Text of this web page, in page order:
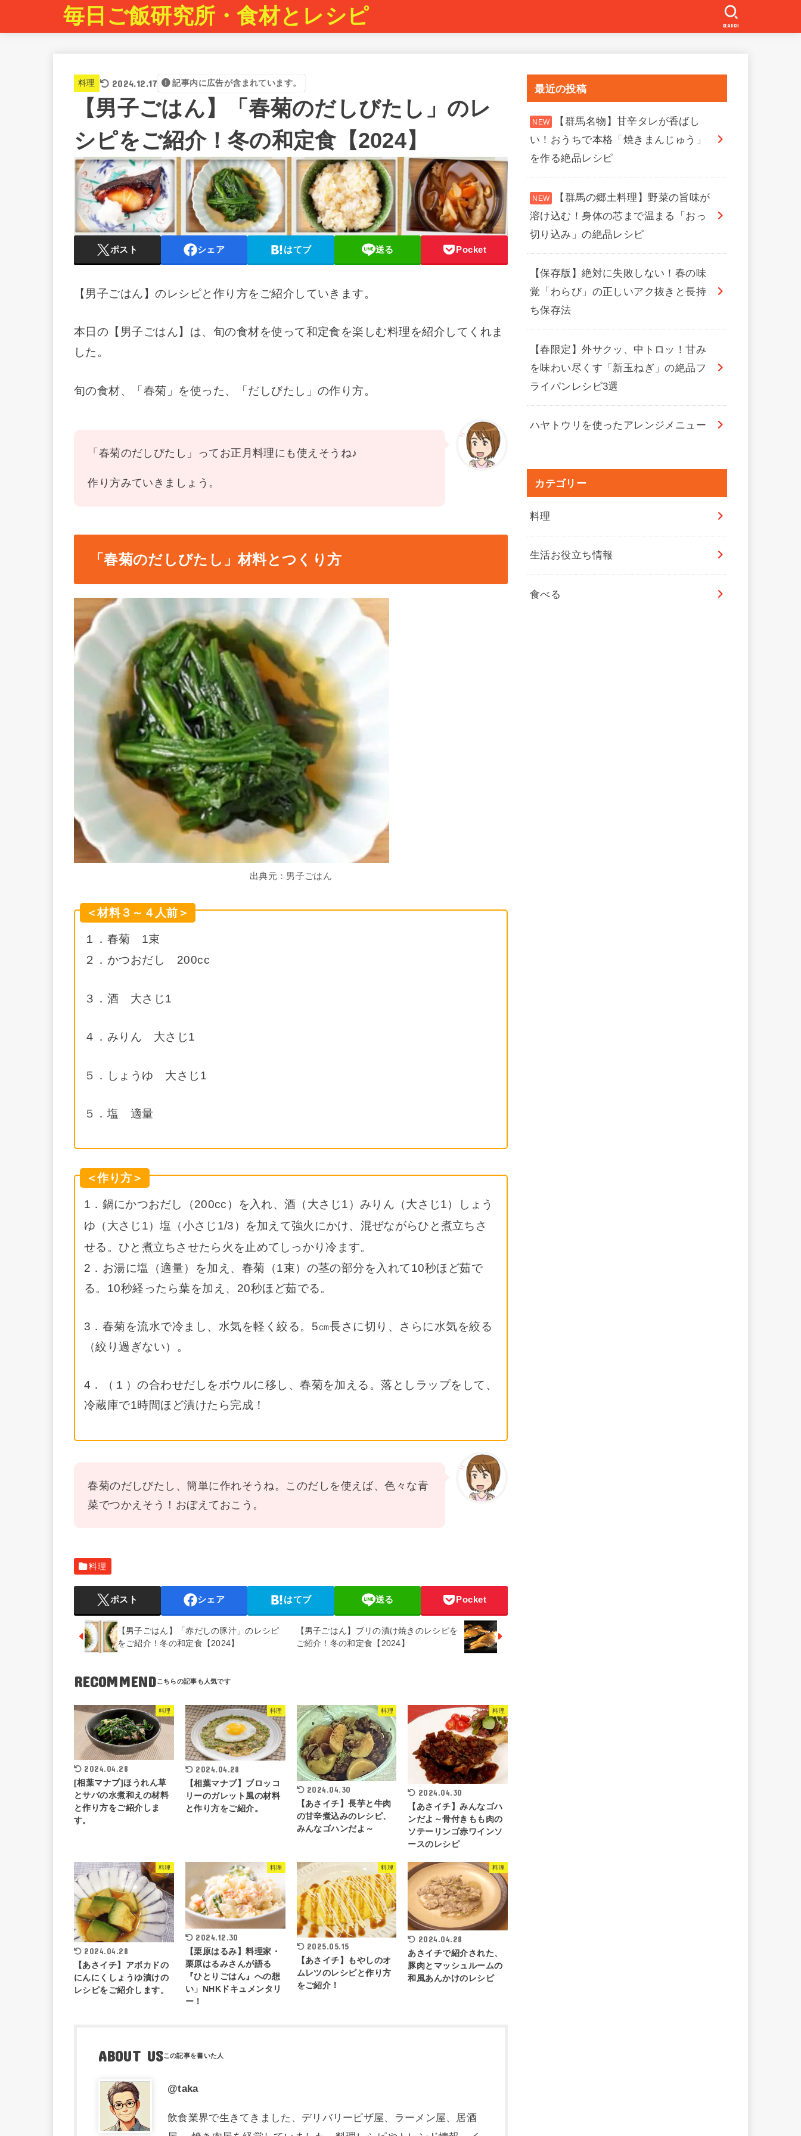
毎日ご飯研究所・食材とレシピ SEARCH
料理 2024.12.17 記事内に広告が含まれています。
【男子ごはん】「春菊のだしびたし」のレ
シピをご紹介！冬の和定食【2024】
ポスト シェア はてブ 送る Pocket
【男子ごはん】のレシピと作り方をご紹介していきます。
本日の【男子ごはん】は、旬の食材を使って和定食を楽しむ料理を紹介してくれま
した。
旬の食材、「春菊」を使った、「だしびたし」の作り方。
「春菊のだしびたし」ってお正月料理にも使えそうね♪
作り方みていきましょう。
「春菊のだしびたし」材料とつくり方
出典元：男子ごはん
＜材料３～４人前＞
１．春菊 1束
２．かつおだし 200cc
３．酒 大さじ1
４．みりん 大さじ1
５．しょうゆ 大さじ1
５．塩 適量
＜作り方＞
1．鍋にかつおだし（200cc）を入れ、酒（大さじ1）みりん（大さじ1）しょう
ゆ（大さじ1）塩（小さじ1/3）を加えて強火にかけ、混ぜながらひと煮立ちさ
せる。ひと煮立ちさせたら火を止めてしっかり冷ます。
2．お湯に塩（適量）を加え、春菊（1束）の茎の部分を入れて10秒ほど茹で
る。10秒経ったら葉を加え、20秒ほど茹でる。
3．春菊を流水で冷まし、水気を軽く絞る。5㎝長さに切り、さらに水気を絞る
（絞り過ぎない）。
4．（１）の合わせだしをボウルに移し、春菊を加える。落としラップをして、
冷蔵庫で1時間ほど漬けたら完成！
春菊のだしびたし、簡単に作れそうね。このだしを使えば、色々な青
菜でつかえそう！おぼえておこう。
料理
ポスト シェア はてブ 送る Pocket
【男子ごはん】「赤だしの豚汁」のレシピ
をご紹介！冬の和定食【2024】
【男子ごはん】ブリの漬け焼きのレシピを
ご紹介！冬の和定食【2024】
RECOMMEND
料理
2024.04.28
[相葉マナブ]ほうれん草
とサバの水煮和えの材料
と作り方をご紹介しま
す。
料理
2024.04.28
【相葉マナブ】ブロッコ
リーのガレット風の材料
と作り方をご紹介。
料理
2024.04.30
【あさイチ】長芋と牛肉
の甘辛煮込みのレシピ、
みんなゴハンだよ～
料理
2024.04.30
【あさイチ】みんなゴハ
ンだよ～骨付きもも肉の
ソテーリンゴ赤ワインソ
ースのレシピ
料理
2024.04.28
【あさイチ】アボカドの
にんにくしょうゆ漬けの
レシピをご紹介します。
料理
2024.12.30
【栗原はるみ】料理家・
栗原はるみさんが語る
『ひとりごはん』への想
い」NHKドキュメンタリ
ー！
料理
2025.05.15
【あさイチ】もやしのオ
ムレツのレシピと作り方
をご紹介！
料理
2024.04.28
あさイチで紹介された、
豚肉とマッシュルームの
和風あんかけのレシピ
ABOUT US
@taka
飲食業界で生きてきました、デリバリーピザ屋、ラーメン屋、居酒
最近の投稿
【群馬名物】甘辛タレが香ばし
い！おうちで本格「焼きまんじゅう」
を作る絶品レシピ
【群馬の郷土料理】野菜の旨味が
溶け込む！身体の芯まで温まる「おっ
切り込み」の絶品レシピ
【保存版】絶対に失敗しない！春の味
覚「わらび」の正しいアク抜きと長持
ち保存法
【春限定】外サクッ、中トロッ！甘み
を味わい尽くす「新玉ねぎ」の絶品フ
ライパンレシピ3選
ハヤトウリを使ったアレンジメニュー
カテゴリー
料理
生活お役立ち情報
食べる